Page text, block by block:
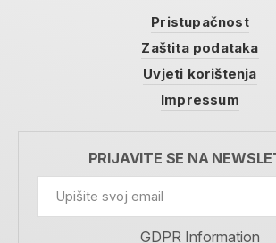
Pristupačnost
Zaštita podataka
Uvjeti korištenja
Impressum
PRIJAVITE SE NA
GDPR Information